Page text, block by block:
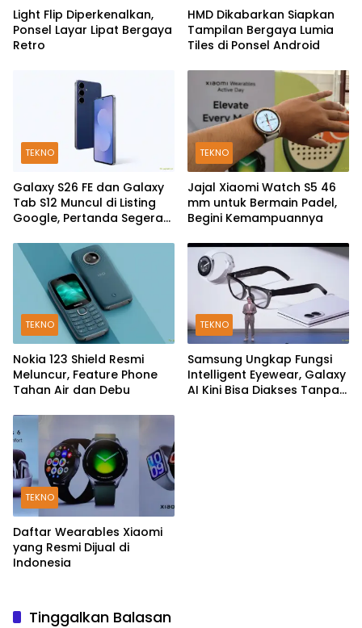
Light Flip Diperkenalkan,
Ponsel Layar Lipat Bergaya
Retro
HMD Dikabarkan Siapkan
Tampilan Bergaya Lumia
Tiles di Ponsel Android
TEKNO
Galaxy S26 FE dan Galaxy
Tab S12 Muncul di Listing
Google, Pertanda Segera
TEKNO
Jajal Xiaomi Watch S5 46
mm untuk Bermain Padel,
Begini Kemampuannya
TEKNO
Nokia 123 Shield Resmi
Meluncur, Feature Phone
Tahan Air dan Debu
TEKNO
Samsung Ungkap Fungsi
Intelligent Eyewear, Galaxy
AI Kini Bisa Diakses Tanpa
TEKNO
Daftar Wearables Xiaomi
yang Resmi Dijual di
Indonesia
Tinggalkan Balasan